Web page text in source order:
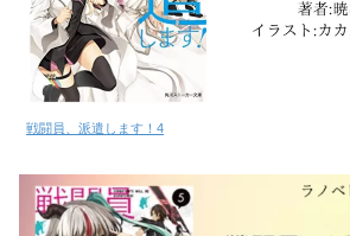
戦闘員、派遣します！4